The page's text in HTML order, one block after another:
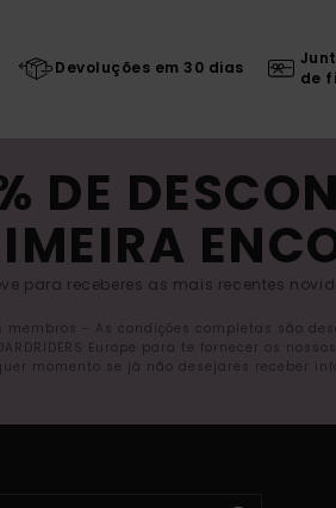
Devoluções em 30 dias
de
DE
para receberes as mais recentes
- As condições completas são
Europe para te fornecer os
momento se já não desejares receber